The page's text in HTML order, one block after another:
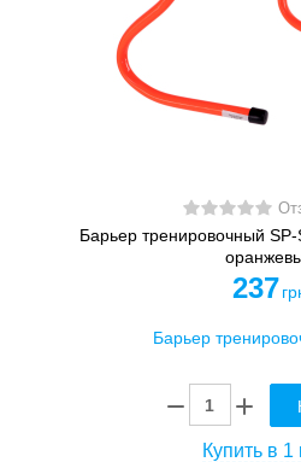
Барьер тренировочный
237
Купить в 1